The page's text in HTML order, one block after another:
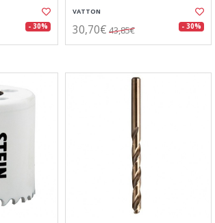
- 30%
VATTON
30,70€ 43,85€ - 30%